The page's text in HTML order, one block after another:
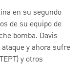
en su segundo
de su equipo de
bomba. Davis
y ahora sufre
y otros